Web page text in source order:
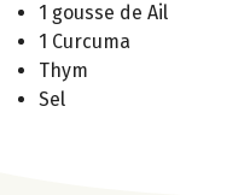
1 gousse de Ail
1 Curcuma
Thym
Sel